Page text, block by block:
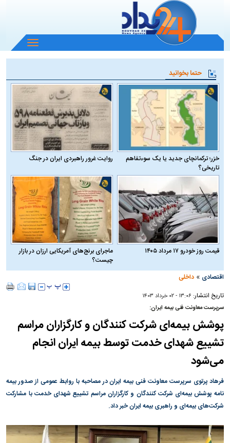
باز
و
منو
حتما بخوانید
خزر؛ ترکمانچای جدید یا یک سوءتفاهم
تاریخی؟
روایت غرور راهبردی ایران در جنگ
قیمت روز خودرو ۱۷ مرداد ۱۴۰۵
ماجرای برنج‌های آمریکایی ارزان در بازار
چیست؟
اقتصادی »داخلی
تاریخ انتشار: ۱۳:۰۶ - ۰۲ خرداد ۱۴۰۳
سرپرست معاونت فنی بیمه ایران:
پوشش بیمه‌ای شرکت کنندگان و کارگزاران مراسم
تشییع شهدای خدمت توسط بیمه ایران انجام
می‌شود
فرهاد پرتوی سرپرست معاونت فنی بیمه ایران در مصاحبه با روابط عمومی از صدور بیمه
نامه پوشش بیمه‌ای شرکت کنندگان و کارگزاران مراسم تشییع شهدای خدمت با مشارکت
شرکت‌های بیمه‌ای و راهبری بیمه ایران خبر داد.